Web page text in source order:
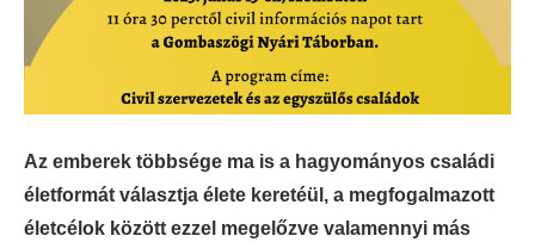
Az emberek többsége ma is a hagyományos családi
életformát választja élete keretéül, a megfogalmazott
életcélok között ezzel megelőzve valamennyi más